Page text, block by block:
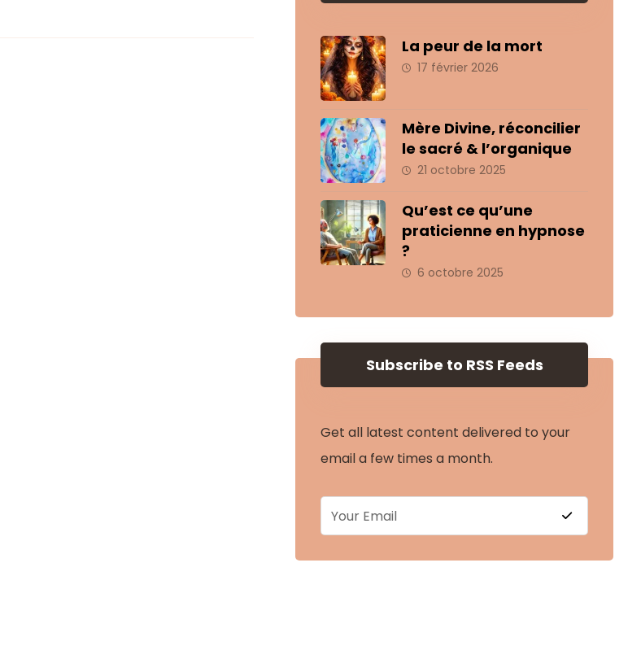
La peur de la mort
17 février 2026
Mère Divine, réconcilier
le sacré & l’organique
21 octobre 2025
Qu’est ce qu’une
praticienne en hypnose
?
6 octobre 2025
Subscribe to RSS Feeds
Get all latest content delivered to your
email a few times a month.